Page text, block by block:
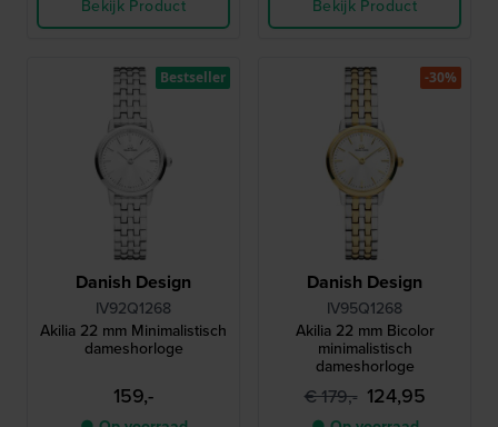
Bekijk Product
Bekijk Product
Danish Design
IV92Q1268
Akilia 22 mm Minimalistisch
dameshorloge
159,-
Bestseller
Danish Design
IV95Q1268
Akilia 22 mm Bicolor
minimalistisch
dameshorloge
€ 179,- 124,95
-30%